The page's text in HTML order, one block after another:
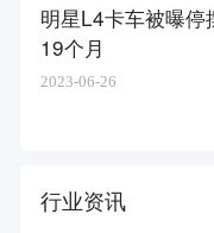
明星L4卡车被曝停
19个月
2023-06-26
行业资讯